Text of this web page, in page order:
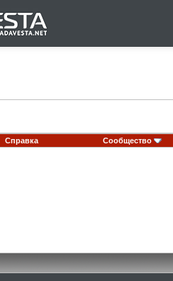
Справка Сообщество